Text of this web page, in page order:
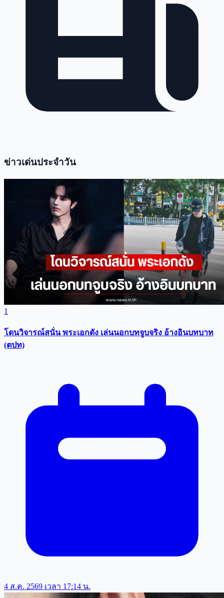
ข่าวเด่นประจำวัน
1
โดนวิจารณ์สนั่น พระเอกดัง เล่นนอกบทจูบจริง อ้างอินบทบาท
(ตปท)
4 ส.ค. 2569 เวลา 17:14 น.